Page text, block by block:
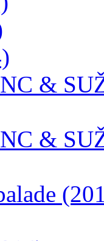
&
&